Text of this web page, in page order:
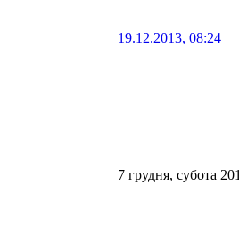
19.12.2013, 08:24
7 грудня, субота